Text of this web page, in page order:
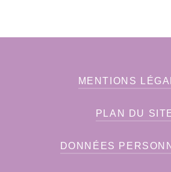
MENTIONS
PLAN DU
DONNÉES